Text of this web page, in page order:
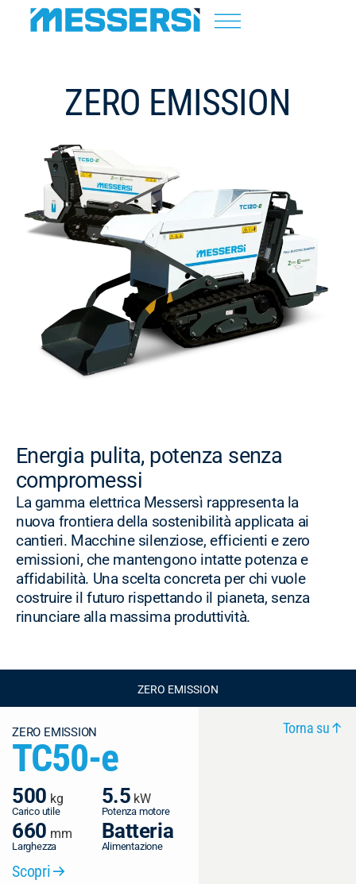
ZERO EMISSION
Energia pulita, potenza senza
compromessi
La gamma elettrica Messersì rappresenta la
nuova frontiera della sostenibilità applicata ai
cantieri. Macchine silenziose, efficienti e zero
emissioni, che mantengono intatte potenza e
affidabilità. Una scelta concreta per chi vuole
costruire il futuro rispettando il pianeta, senza
rinunciare alla massima produttività.
ZERO EMISSION
ZERO EMISSION
TC50-e
500 kg
Carico utile
5.5 kW
Potenza motore
660 mm
Larghezza
Batteria
Alimentazione
Scopri
1200kg
Carico utile
2x2kW
Potenza motore
800 mm
Larghezza
Batteria
Alimentazione
1500kg
Carico utile
2x3kW
Potenza motore
1100mm
Larghezza
Batteria
Alimentazione
Torna su